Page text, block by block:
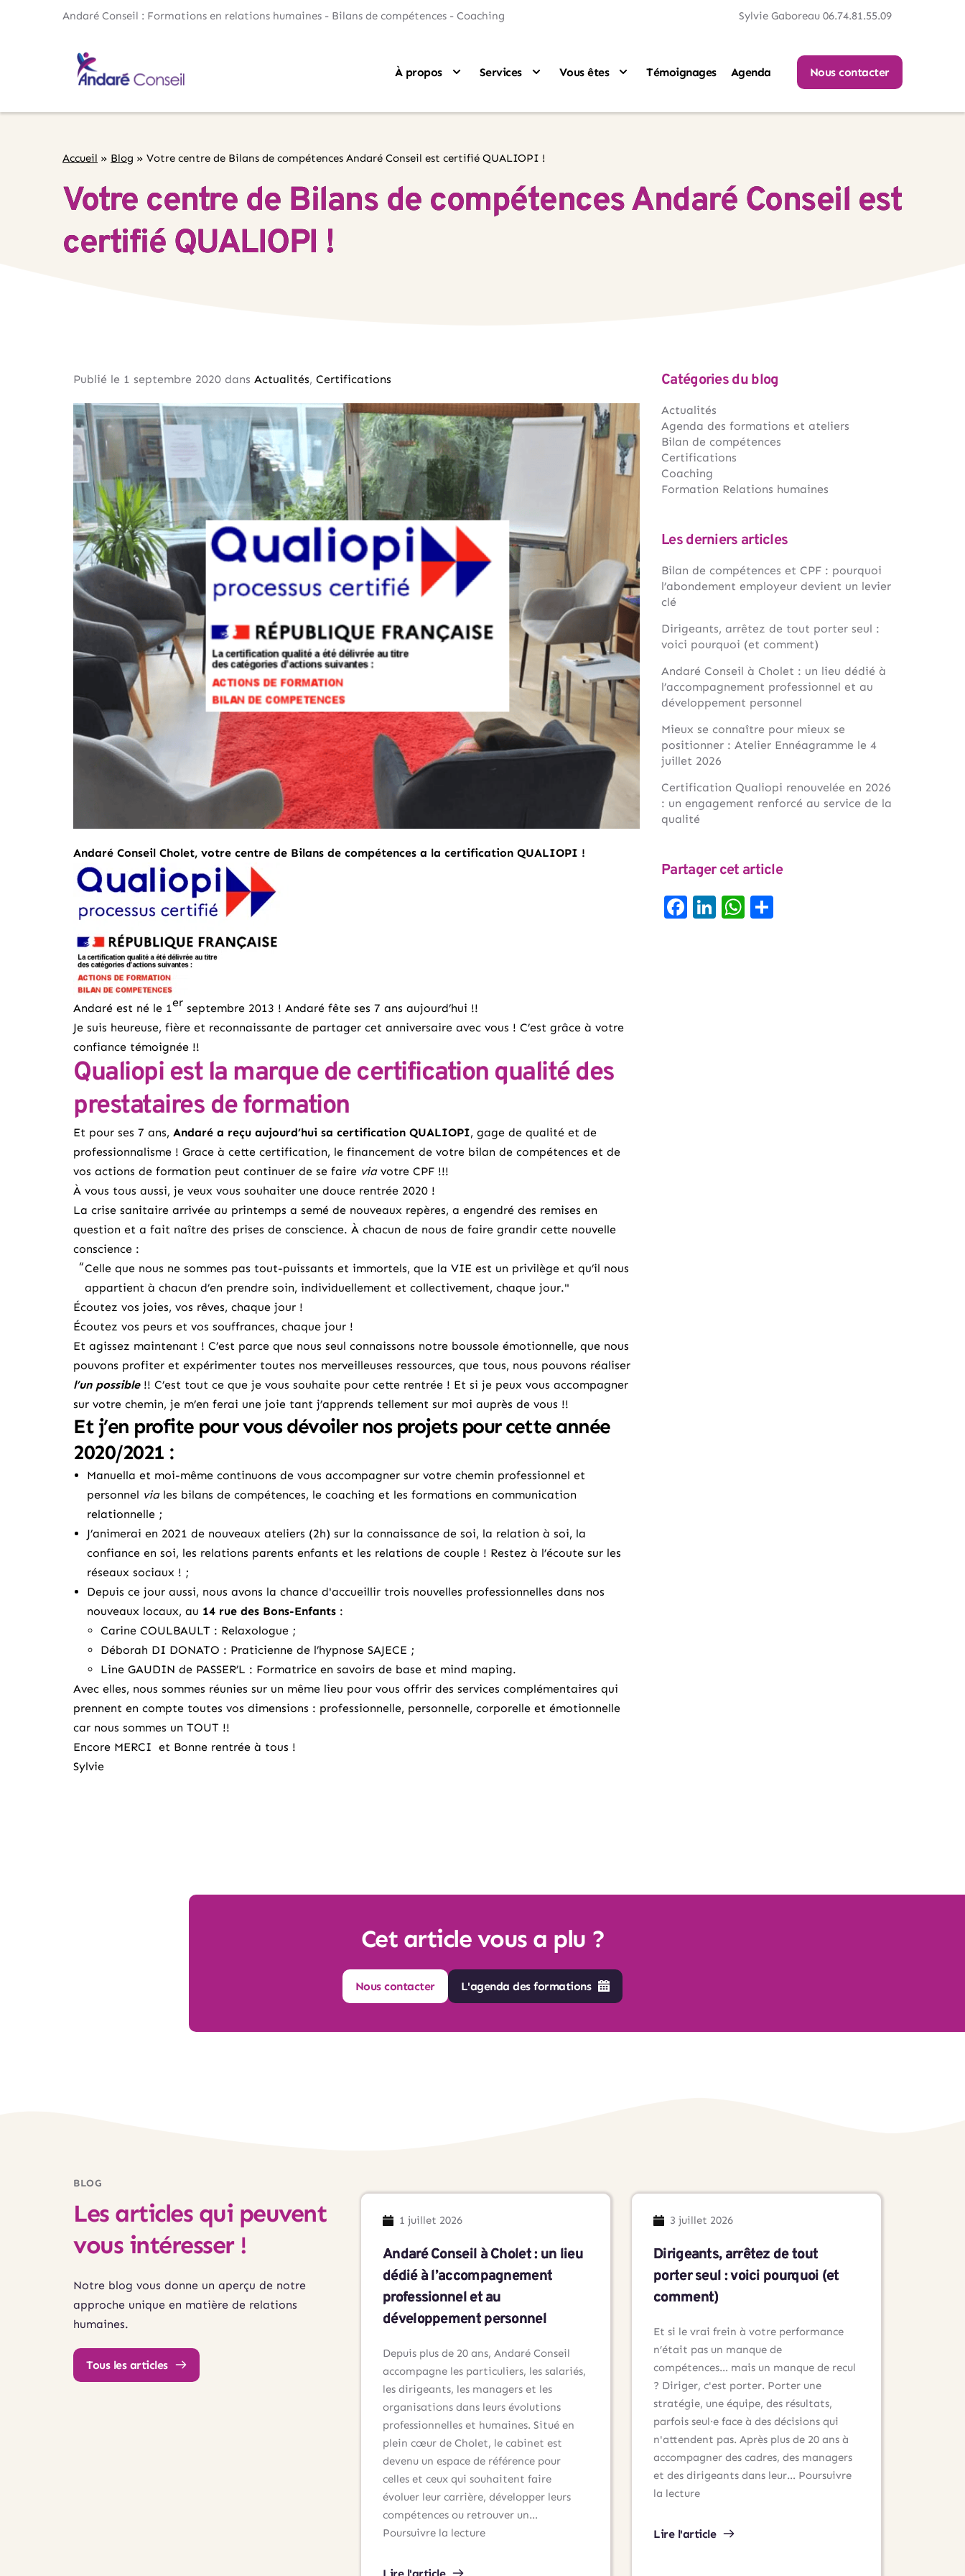
Andaré Conseil : Formations en relations humaines - Bilans de compétences - Coaching Sylvie Gaboreau 06.74.81.55.09
À propos Services Vous êtes Témoignages Agenda Nous contacter
Accueil » Blog » Votre centre de Bilans de compétences Andaré Conseil est certifié QUALIOPI !
Votre centre de Bilans de compétences Andaré Conseil est
certifié QUALIOPI !
Publié le 1 septembre 2020 dans Actualités, Certifications
Andaré Conseil Cholet, votre centre de Bilans de compétences a la certification QUALIOPI !
Andaré est né le 1er septembre 2013 ! Andaré fête ses 7 ans aujourd’hui !!
Je suis heureuse, fière et reconnaissante de partager cet anniversaire avec vous ! C’est grâce à votre
confiance témoignée !!
Qualiopi est la marque de certification qualité des
prestataires de formation
Et pour ses 7 ans, Andaré a reçu aujourd’hui sa certification QUALIOPI, gage de qualité et de
professionnalisme ! Grace à cette certification, le financement de votre bilan de compétences et de
vos actions de formation peut continuer de se faire viavotre CPF !!!
À vous tous aussi, je veux vous souhaiter une douce rentrée 2020 !
La crise sanitaire arrivée au printemps a semé de nouveaux repères, a engendré des remises en
question et a fait naître des prises de conscience. À chacun de nous de faire grandir cette nouvelle
conscience :
Celle que nous ne sommes pas tout-puissants et immortels, que la VIE est un privilège et qu’il nous
appartient à chacun d’en prendre soin, individuellement et collectivement, chaque jour."
Écoutez vos joies, vos rêves, chaque jour !
Écoutez vos peurs et vos souffrances, chaque jour !
Et agissez maintenant ! C’est parce que nous seul connaissons notre boussole émotionnelle, que nous
pouvons profiter et expérimenter toutes nos merveilleuses ressources, que tous, nous pouvons réaliser
l’un possible!! C’est tout ce que je vous souhaite pour cette rentrée ! Et si je peux vous accompagner
sur votre chemin, je m’en ferai une joie tant j’apprends tellement sur moi auprès de vous !!
Et j’en profite pour vous dévoiler nos projets pour cette année
2020/2021 :
Manuella et moi-même continuons de vous accompagner sur votre chemin professionnel et
personnel viales bilans de compétences, le coaching et les formations en communication
relationnelle ;
J’animerai en 2021 de nouveaux ateliers (2h) sur la connaissance de soi, la relation à soi, la
confiance en soi, les relations parents enfants et les relations de couple ! Restez à l’écoute sur les
réseaux sociaux ! ;
Depuis ce jour aussi, nous avons la chance d'accueillir trois nouvelles professionnelles dans nos
nouveaux locaux, au 14 rue des Bons-Enfants :
Carine COULBAULT : Relaxologue ;
Déborah DI DONATO : Praticienne de l’hypnose SAJECE ;
Line GAUDIN de PASSER’L : Formatrice en savoirs de base et mind maping.
Avec elles, nous sommes réunies sur un même lieu pour vous offrir des services complémentaires qui
prennent en compte toutes vos dimensions : professionnelle, personnelle, corporelle et émotionnelle
car nous sommes un TOUT !!
Encore MERCI et Bonne rentrée à tous !
Sylvie
Catégories du blog
Actualités
Agenda des formations et ateliers
Bilan de compétences
Certifications
Coaching
Formation Relations humaines
Les derniers articles
Bilan de compétences et CPF : pourquoi
l’abondement employeur devient un levier
clé
Dirigeants, arrêtez de tout porter seul :
voici pourquoi (et comment)
Andaré Conseil à Cholet : un lieu dédié à
l’accompagnement professionnel et au
développement personnel
Mieux se connaître pour mieux se
positionner : Atelier Ennéagramme le 4
juillet 2026
Certification Qualiopi renouvelée en 2026
: un engagement renforcé au service de la
qualité
Partager cet article
Facebook
LinkedIn
WhatsApp
Cet article vous a plu ?
Nous contacter L'agenda des formations
BLOG
Les articles qui peuvent
vous intéresser !
Notre blog vous donne un aperçu de notre
approche unique en matière de relations
humaines.
Tous les articles
1 juillet 2026
Andaré Conseil à Cholet : un lieu
dédié à l’accompagnement
professionnel et au
développement personnel
Depuis plus de 20 ans, Andaré Conseil
accompagne les particuliers, les salariés,
les dirigeants, les managers et les
organisations dans leurs évolutions
professionnelles et humaines. Situé en
plein cœur de Cholet, le cabinet est
devenu un espace de référence pour
celles et ceux qui souhaitent faire
évoluer leur carrière, développer leurs
compétences ou retrouver un…
Poursuivre la lectureAndaré
3 juillet 2026
Dirigeants, arrêtez de tout
porter seul : voici pourquoi (et
comment)
Et si le vrai frein à votre performance
n’était pas un manque de
compétences… mais un manque de recul
? Diriger, c'est porter. Porter une
stratégie, une équipe, des résultats,
parfois seul·e face à des décisions qui
n'attendent pas. Après plus de 20 ans à
accompagner des cadres, des managers
et des dirigeants dans leur… Poursuivre
la lectureDirigeants,
de
Lire l'article